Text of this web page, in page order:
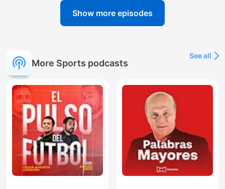
Show more episodes
More Sports podcasts
See all